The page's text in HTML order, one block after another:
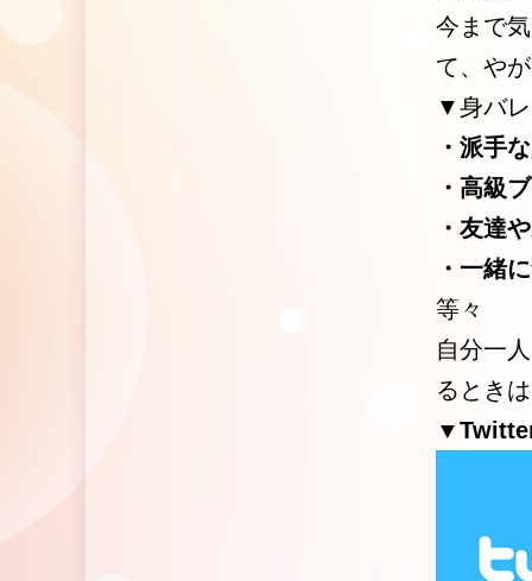
今まで
て、や
▼身バ
・派手
・高級
・友達
・一緒
等々
自分一
るとき